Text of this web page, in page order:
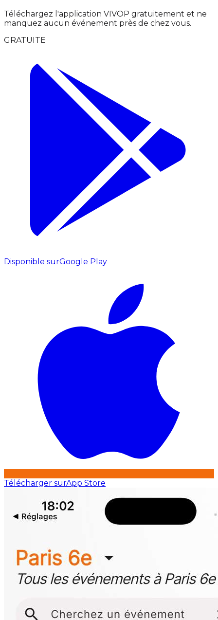
Téléchargez l'application VIVOP gratuitement et ne
manquez aucun événement près de chez vous.
GRATUITE
Disponible surGoogle Play
Télécharger surApp Store